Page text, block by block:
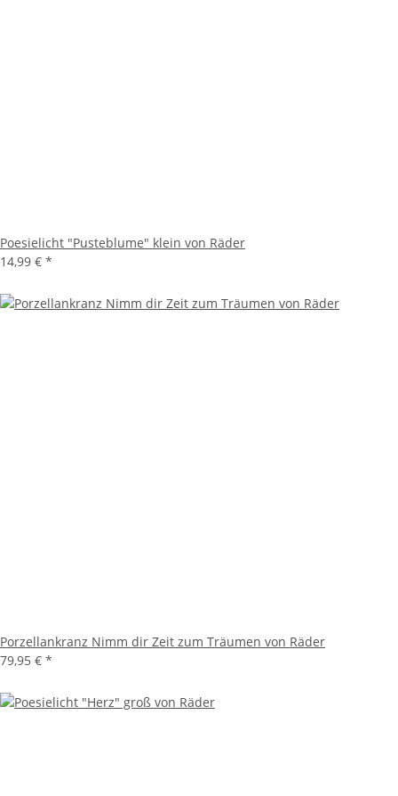
Poesielicht "Pusteblume" klein von Räder
14,99 € *
Porzellankranz Nimm dir Zeit zum Träumen von Räder
79,95 € *